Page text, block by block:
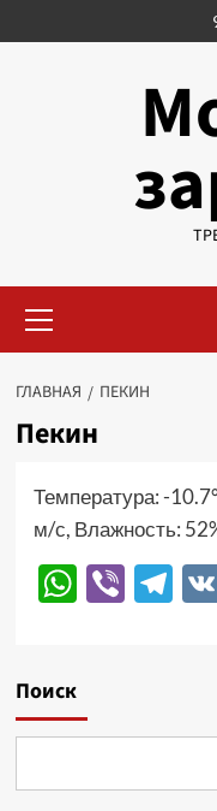
к
меню
ГЛАВНАЯ ПЕКИН
Пекин
Температура: -
м/с, Влажность:
Viber
Поиск